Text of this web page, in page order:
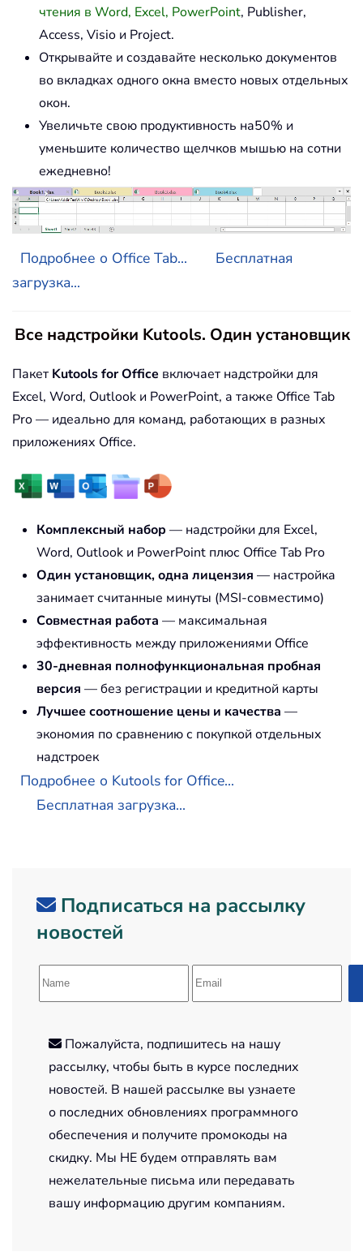
чтения в Word, Excel, PowerPoint, Publisher,
Access, Visio и Project.
Открывайте и создавайте несколько документов
во вкладках одного окна вместо новых отдельных
окон.
Увеличьте свою продуктивность на50% и
уменьшите количество щелчков мышью на сотни
ежедневно!
Подробнее о Office Tab...
Бесплатная
загрузка...
Все надстройки Kutools. Один установщик
Пакет Kutools for Office включает надстройки для
Excel, Word, Outlook и PowerPoint, а также Office Tab
Pro — идеально для команд, работающих в разных
приложениях Office.
Комплексный набор — надстройки для Excel,
Word, Outlook и PowerPoint плюс Office Tab Pro
Один установщик, одна лицензия — настройка
занимает считанные минуты (MSI-совместимо)
Совместная работа — максимальная
эффективность между приложениями Office
30-дневная полнофункциональная пробная
версия — без регистрации и кредитной карты
Лучшее соотношение цены и качества —
экономия по сравнению с покупкой отдельных
надстроек
Подробнее о Kutools for Office...
Бесплатная загрузка...
Подписаться на рассылку
новостей
Пожалуйста, подпишитесь на нашу
рассылку, чтобы быть в курсе последних
новостей. В нашей рассылке вы узнаете
о последних обновлениях программного
обеспечения и получите промокоды на
скидку. Мы НЕ будем отправлять вам
нежелательные письма или передавать
вашу информацию другим компаниям.